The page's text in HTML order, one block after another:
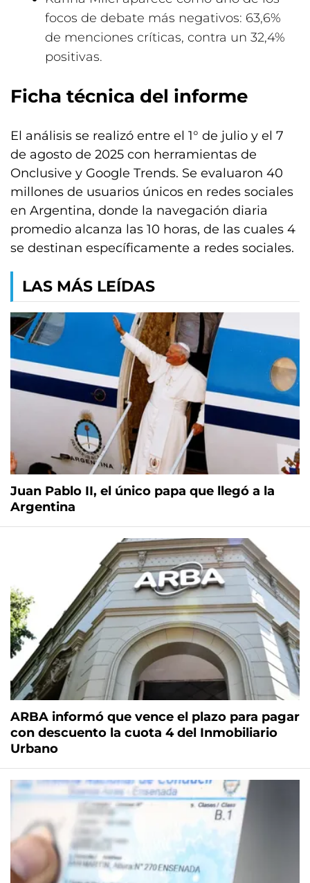
focos de debate más negativos: 63,6%
de menciones críticas, contra un 32,4%
positivas.
Ficha técnica del informe
El análisis se realizó entre el 1° de julio y el 7
de agosto de 2025 con herramientas de
Onclusive y Google Trends. Se evaluaron 40
millones de usuarios únicos en redes sociales
en Argentina, donde la navegación diaria
promedio alcanza las 10 horas, de las cuales 4
se destinan específicamente a redes sociales.
LAS MÁS LEÍDAS
Juan Pablo II, el único papa que llegó a la
Argentina
ARBA informó que vence el plazo para pagar
con descuento la cuota 4 del Inmobiliario
Urbano